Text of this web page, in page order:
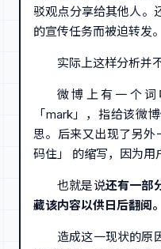
驳观点分享给其他人。
的宣传任务而被迫转发。
实际上这样分析并
微博上有一个
「mark」，指给该微
思。后来又出现了另外
码住」 的缩写，因为用
也就是说还有一部
藏该内容以供日后翻阅。
造成这一现状的原